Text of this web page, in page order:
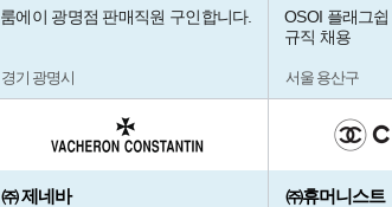
룸에이 광명점 판매직원 구인합니다.
경기 광명시
OSOI 플래그
규직 채용
서울 용산구
㈜ 제네바 ㈜휴머니스트